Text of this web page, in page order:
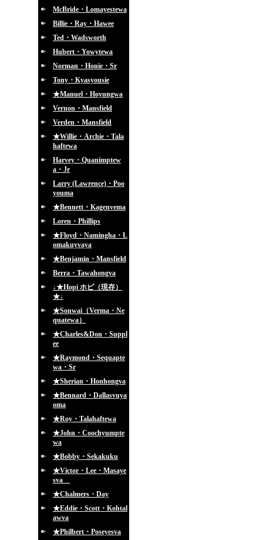
McBride・Lomayestewa
Billie・Ray・Hawee
Ted・Wadsworth
Hubert・Yowytewa
Norman・Honie・Sr
Tony・Kyasyousie
★Manuel・Hoyungwa
Vernon・Mansfield
Verden・Mansfield
★Willie・Archie・Tala
haftewa
Harvey・Quanimptew
a・Jr
Larry (Lawrence)・Poo
youma
★Bennett・Kagenvema
Loren・Phillips
★Floyd・Namingha・L
omakuyvaya
★Benjamin・Mansfield
Berra・Tawahongva
↓★Hopi ホピ（現存）
★↓
★Sonwai（Verma・Ne
quatewa）
★Charles&Don・Suppl
ee
★Raymond・Sequapte
wa・Sr
★Sherian・Honhongva
★Bennard・Dallasvuya
oma
★Roy・Talahaftewa
★John・Coochyumpte
wa
★Bobby・Sekakuku
★Victor・Lee・Masaye
sva
★Chalmers・Day
★Eddie・Scott・Kohtal
awva
★Philbert・Poseyesva